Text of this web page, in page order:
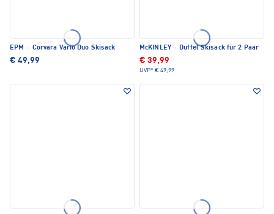
EPM · Corvara Vario Duo Skisack
€ 49,99
McKINLEY · Duffel Skisack für 2 Paar
€ 39,99
UVP* € 49,99